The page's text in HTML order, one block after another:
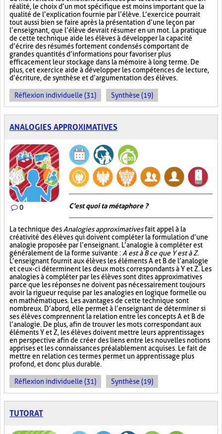
réalité, le choix d’un mot spécifique est moins important que la
qualité de l’explication fournie par l’élève. L’exercice pourrait
tout aussi bien se faire après la présentation d’une leçon par
l’enseignant, que l’élève devrait résumer en un mot. La pratique
de cette technique aide les élèves à développer la capacité
d’écrire des résumés fortement condensés comportant de
grandes quantités d’informations pour favoriser plus
efficacement leur stockage dans la mémoire à long terme. De
plus, cet exercice aide à développer les compétences de lecture,
d’écriture, de synthèse et d’argumentation des élèves.
Réflexion individuelle (31) Synthèse (19)
ANALOGIES APPROXIMATIVES
0 C'est quoi ta métaphore ?
La technique des Analogies approximativesfait appel à la
créativité des élèves qui doivent compléter la formulation d’une
analogie proposée par l’enseignant. L’analogie à compléter est
généralement de la forme suivante : A est à B ce que Y est à Z.
L’enseignant fournit aux élèves les éléments A et B de l’analogie
et ceux-ci déterminent les deux mots correspondants à Y et Z. Les
analogies à compléter par les élèves sont dites approximatives
parce que les réponses ne doivent pas nécessairement toujours
avoir la rigueur requise par les analogies en logique formelle ou
en mathématiques. Les avantages de cette technique sont
nombreux. D’abord, elle permet à l’enseignant de déterminer si
ses élèves comprennent la relation entre les concepts A et B de
l’analogie. De plus, afin de trouver les mots correspondant aux
éléments Y et Z, les élèves doivent mettre leurs apprentissages
en perspective afin de créer des liens entre les nouvelles notions
apprises et les connaissances préalablement acquises. Le fait de
mettre en relation ces termes permet un apprentissage plus
profond, et donc plus durable.
Réflexion individuelle (31) Synthèse (19)
TUTORAT